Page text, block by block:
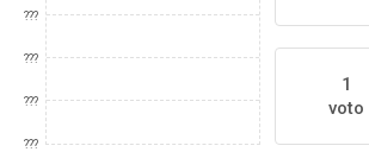
???
???
???
???
1
voto